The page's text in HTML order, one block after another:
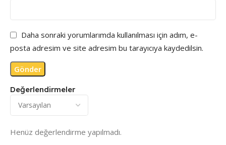
Değerlendirmeler
Henüz değerlendirme yapılmadı.
Daha sonraki yorumlarımda kullanılması için adım, e-
posta adresim ve site adresim bu tarayıcıya kaydedilsin.